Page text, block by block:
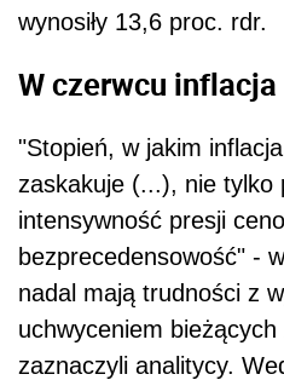
wynosiły 13,6 proc. rdr.
W czerwcu inflacja
"Stopień, w jakim
zaskakuje (...), nie tylko
intensywność presji
bezprecedensowość" -
nadal mają trudności z
uchwyceniem
zaznaczyli analitycy.